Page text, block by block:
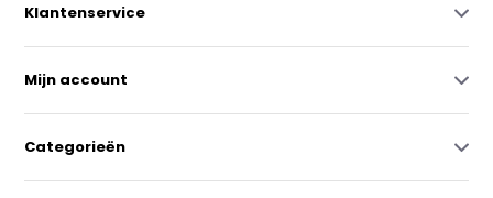
Klantenservice
Mijn account
Categorieën